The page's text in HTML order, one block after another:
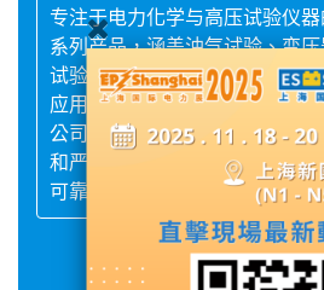
专注于电力化学与高压试验仪
系列产品，涵盖油气试验、变
试验、绝缘性能、接地防雷及
应用于电力、能源、铁路、冶
公司秉承“安全第一、品质为本
和严格管理确保产品质量，致
可靠的电力解决方案，助力行